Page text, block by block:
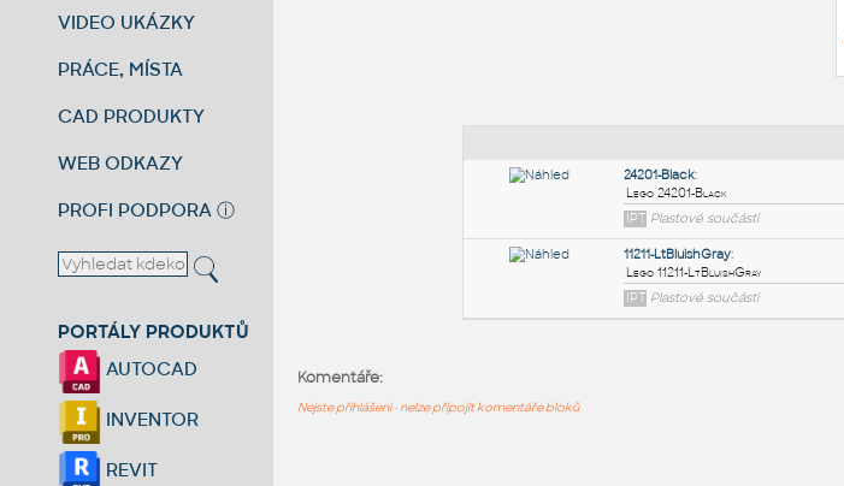
VIDEO UKÁZKY
PRÁCE, MÍSTA
CAD PRODUKTY
WEB ODKAZY
PROFI PODPORA ⓘ
PORTÁLY PRODUKTŮ
AUTOCAD
INVENTOR
REVIT
Komentáře:
Nejste přihlášeni - nelze připojit komentáře bloků